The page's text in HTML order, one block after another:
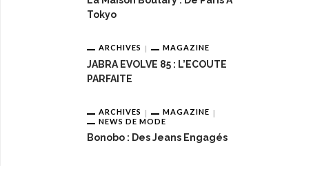
Tokyo
ARCHIVES MAGAZINE
JABRA EVOLVE 85 : L’ECOUTE
PARFAITE
ARCHIVES
MAGAZINE
NEWS DE MODE
Bonobo : Des Jeans Engagés